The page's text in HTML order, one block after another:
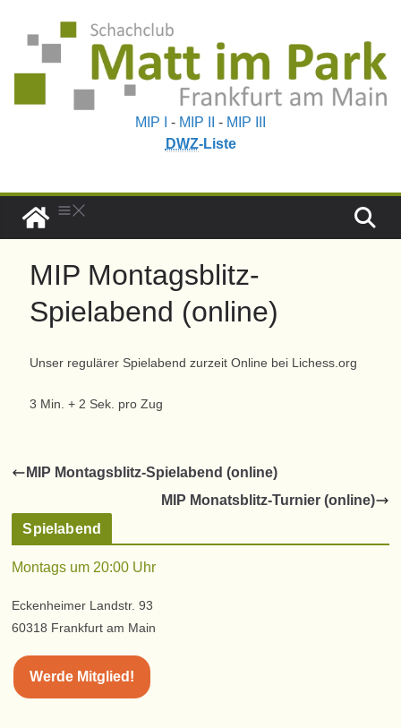
MIP I - MIP II - MIP III
DWZ-Liste
MIP Montagsblitz-
Spielabend (online)
Unser regulärer Spielabend zurzeit Online bei Lichess.org
3 Min. + 2 Sek. pro Zug
MIP Montagsblitz-Spielabend (online)
MIP Monatsblitz-Turnier (online)
Spielabend
Montags um 20:00 Uhr
Eckenheimer Landstr. 93
60318 Frankfurt am Main
Werde Mitglied!